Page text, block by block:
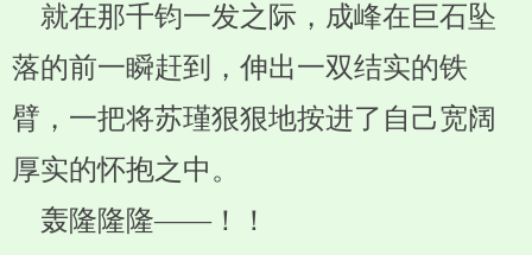
就在那千钧一发之际，成峰在巨石坠
落的前一瞬赶到，伸出一双结实的铁
臂，一把将苏瑾狠狠地按进了自己宽阔
厚实的怀抱之中。
轰隆隆隆——！！